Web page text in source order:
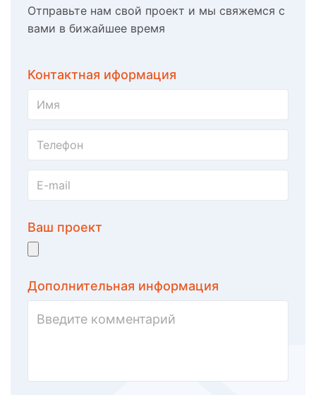
Отправьте нам свой проект и мы свяжемся с
вами в бижайшее время
Контактная иформация
Ваш проект
Дополнительная информация